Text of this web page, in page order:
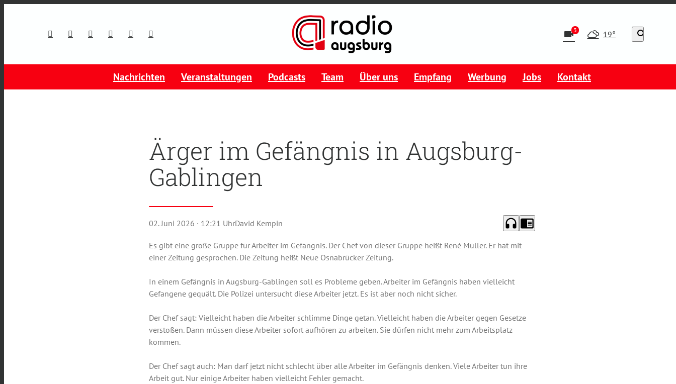
videocam3 19° search
Nachrichten Veranstaltungen Podcasts Team Über uns Empfang Werbung Jobs Kontakt
Ärger im Gefängnis in Augsburg-
Gablingen
02. Juni 2026 · 12:21 UhrDavid Kempin headphones chrome_reader_mode
Es gibt eine große Gruppe für Arbeiter im Gefängnis. Der Chef von dieser Gruppe heißt René Müller. Er hat mit
einer Zeitung gesprochen. Die Zeitung heißt Neue Osnabrücker Zeitung.
In einem Gefängnis in Augsburg-Gablingen soll es Probleme geben. Arbeiter im Gefängnis haben vielleicht
Gefangene gequält. Die Polizei untersucht diese Arbeiter jetzt. Es ist aber noch nicht sicher.
Der Chef sagt: Vielleicht haben die Arbeiter schlimme Dinge getan. Vielleicht haben die Arbeiter gegen Gesetze
verstoßen. Dann müssen diese Arbeiter sofort aufhören zu arbeiten. Sie dürfen nicht mehr zum Arbeitsplatz
kommen.
Der Chef sagt auch: Man darf jetzt nicht schlecht über alle Arbeiter im Gefängnis denken. Viele Arbeiter tun ihre
Arbeit gut. Nur einige Arbeiter haben vielleicht Fehler gemacht.